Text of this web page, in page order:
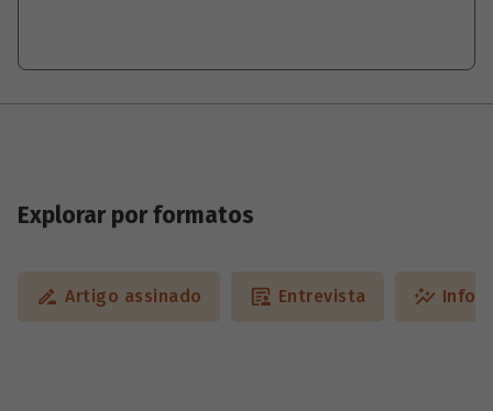
Explorar por formatos
Artigo assinado Entrevista